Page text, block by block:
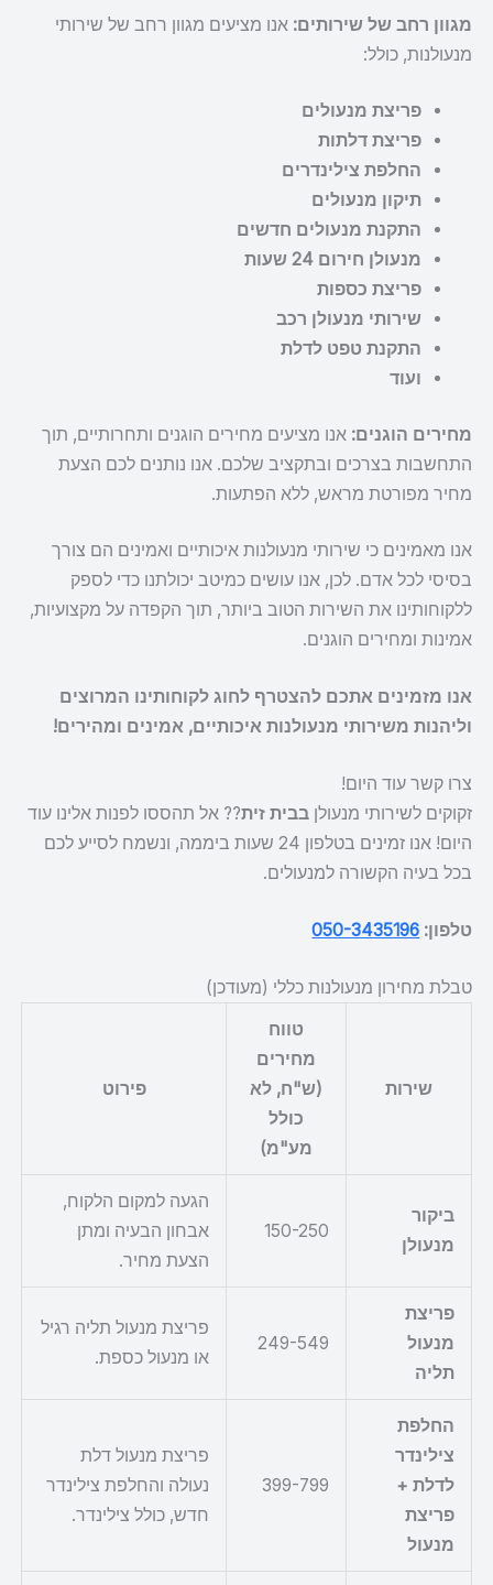
מגוון רחב של שירותים: אנו מציעים מגוון רחב של שירותי
מנעולנות, כולל:
פריצת מנעולים
פריצת דלתות
החלפת צילינדרים
תיקון מנעולים
התקנת מנעולים חדשים
מנעולן חירום 24 שעות
פריצת כספות
שירותי מנעולן רכב
התקנת טפט לדלת
ועוד
מחירים הוגנים: אנו מציעים מחירים הוגנים ותחרותיים, תוך
התחשבות בצרכים ובתקציב שלכם. אנו נותנים לכם הצעת
מחיר מפורטת מראש, ללא הפתעות.
אנו מאמינים כי שירותי מנעולנות איכותיים ואמינים הם צורך
בסיסי לכל אדם. לכן, אנו עושים כמיטב יכולתנו כדי לספק
ללקוחותינו את השירות הטוב ביותר, תוך הקפדה על מקצועיות,
אמינות ומחירים הוגנים.
אנו מזמינים אתכם להצטרף לחוג לקוחותינו המרוצים
וליהנות משירותי מנעולנות איכותיים, אמינים ומהירים!
צרו קשר עוד היום!
זקוקים לשירותי מנעולן בבית זית?? אל תהססו לפנות אלינו עוד
היום! אנו זמינים בטלפון 24 שעות ביממה, ונשמח לסייע לכם
בכל בעיה הקשורה למנעולים.
טלפון: 050-3435196
טבלת מחירון מנעולנות כללי (מעודכן)
שירות
טווח
מחירים
(ש"ח, לא
כולל
מע"מ)
פירוט
ביקור
מנעולן
150-250
הגעה למקום הלקוח,
אבחון הבעיה ומתן
הצעת מחיר.
פריצת
מנעול
תליה
249-549
פריצת מנעול תליה רגיל
או מנעול כספת.
החלפת
צילינדר
לדלת +
פריצת
מנעול
399-799
פריצת מנעול דלת
נעולה והחלפת צילינדר
חדש, כולל צילינדר.